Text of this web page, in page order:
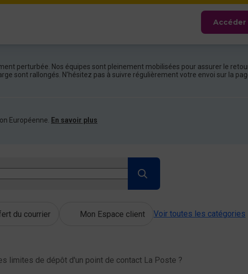
Accéder
perturbée. Nos équipes sont pleinement mobilisées pour assurer le
sont rallongés. N’hésitez pas à suivre régulièrement votre envoi sur la
Européenne. En savoir plus
du courrier Mon Espace client Voir toutes les catégories
limites de dépôt d'un point de contact La Poste ?